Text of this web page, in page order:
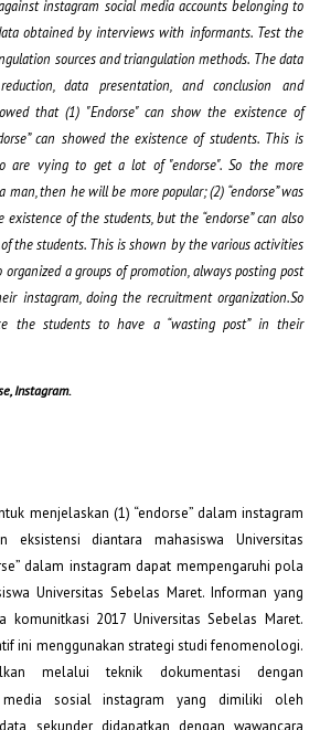
instagram social media accounts belonging to
obtained by interviews with informants. Test the
sources and triangulation methods. The data
data presentation, and conclusion and
that (1) "Endorse" can show the existence of
can showed the existence of students. This is
are vying to get a lot of "endorse". So the more
man, then he will be more popular; (2) “endorse” was
of the students, but the “endorse” can also
the students. This is shown by the various activities
a groups of promotion, always posting post
instagram, doing the recruitment organization.So
the students to have a “wasting post” in their
Instagram.
menjelaskan (1) “endorse” dalam instagram
eksistensi diantara mahasiswa Universitas
dalam instagram dapat mempengaruhi pola
Universitas Sebelas Maret. Informan yang
komunitkasi 2017 Universitas Sebelas Maret.
ini menggunakan strategi studi fenomenologi.
melalui teknik dokumentasi dengan
sosial instagram yang dimiliki oleh